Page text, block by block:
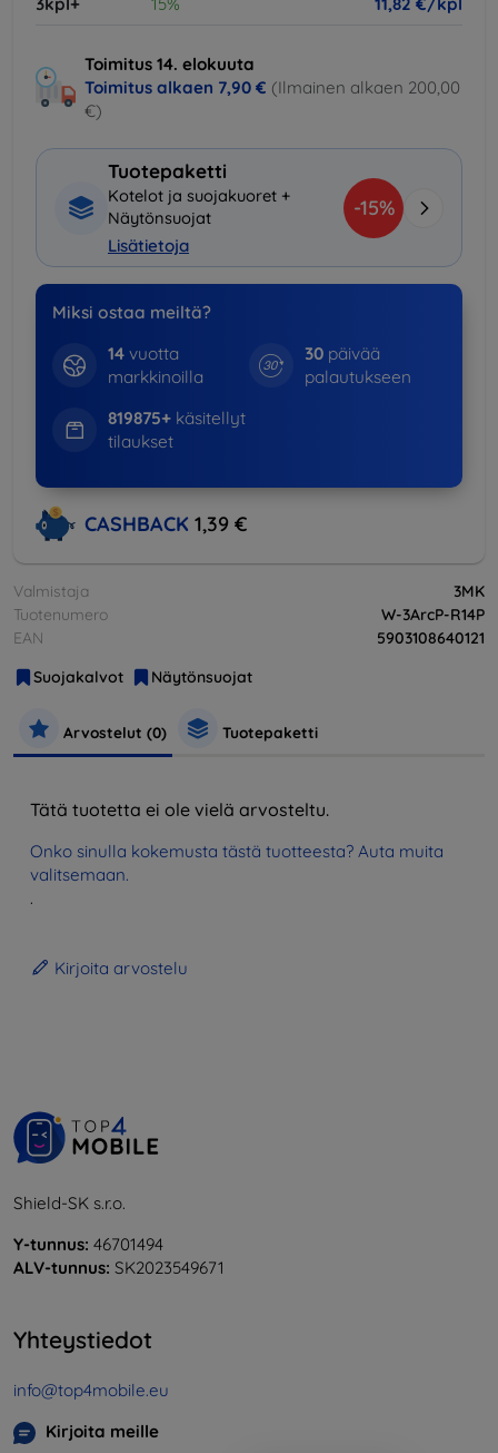
Toimitus 14. elokuuta
Toimitus alkaen 7,90 € (Ilmainen alkaen 200,00
€)
Tuotepaketti
Kotelot ja suojakuoret +
Näytönsuojat
Lisätietoja
-15%
Miksi ostaa meiltä?
14vuotta
markkinoilla
30 päivää
palautukseen
819875+käsitellyt
tilaukset
CASHBACK 1,39 €
Valmistaja
3MK
Tuotenumero
W-3ArcP-R14P
EAN
5903108640121
Suojakalvot
Näytönsuojat
Arvostelut (0) Tuotepaketti
Tätä tuotetta ei ole vielä arvosteltu.
Onko sinulla kokemusta tästä tuotteesta? Auta muita
valitsemaan.
.
Kirjoita arvostelu
Shield-SK s.r.o.
Y-tunnus: 46701494
ALV-tunnus: SK2023549671
Yhteystiedot
info@top4mobile.eu
Kirjoita meille